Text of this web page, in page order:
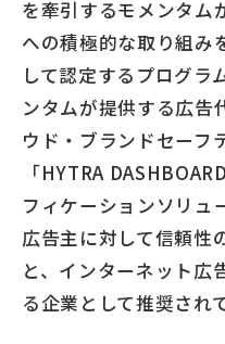
を牽引するモメンタム
への積極的な取り組み
して認定するプログラ
ンタムが提供する広告
ウド・ブランドセーフ
「HYTRA
フィケーションソリュ
広告主に対して信頼性
と、インターネット広
る企業として推奨され